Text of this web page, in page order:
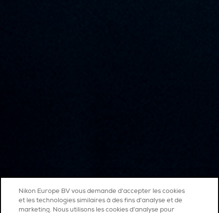
Nikon Europe BV vous demande d'accepter les cookies
et les technologies similaires à des fins d'analyse et de
marketing. Nous utilisons les cookies d’analyse pour